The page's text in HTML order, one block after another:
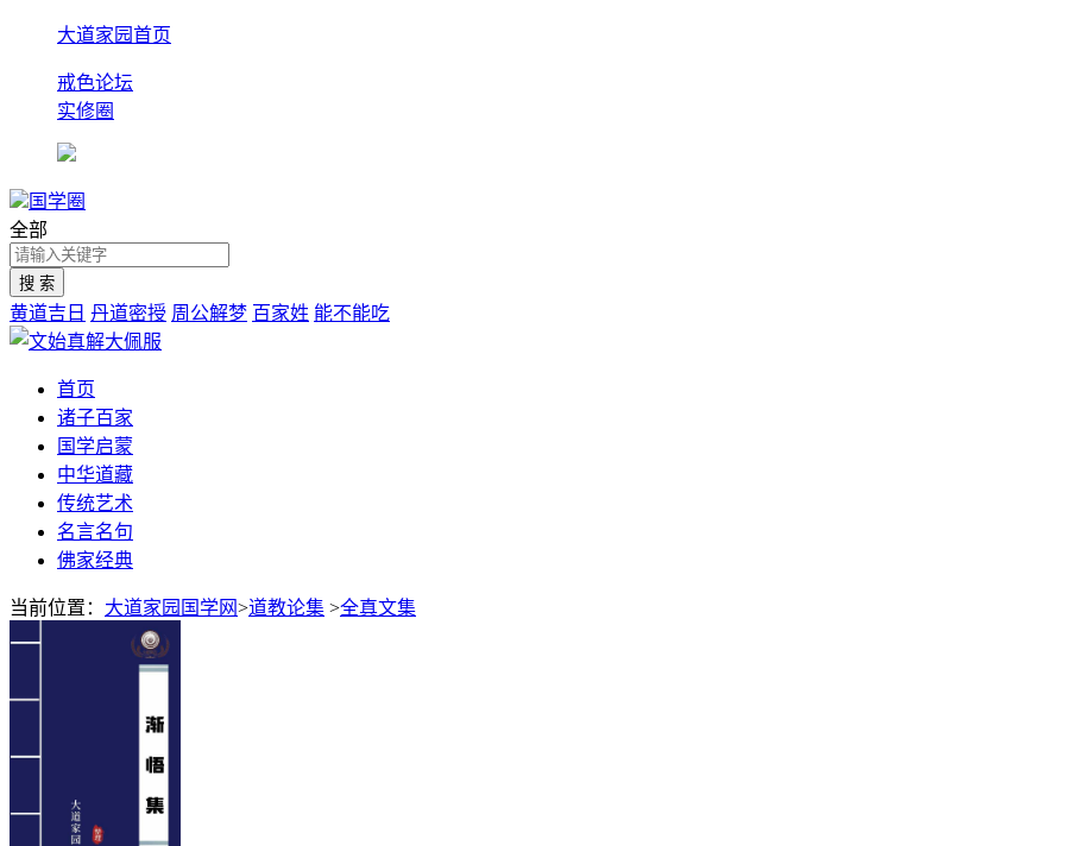
大道家园首页
戒色论坛
实修圈
国学圈
全部
黄道吉日 丹道密授 周公解梦 百家姓 能不能吃
首页
诸子百家
国学启蒙
中华道藏
传统艺术
名言名句
佛家经典
当前位置： 大道家园国学网>道教论集 >全真文集